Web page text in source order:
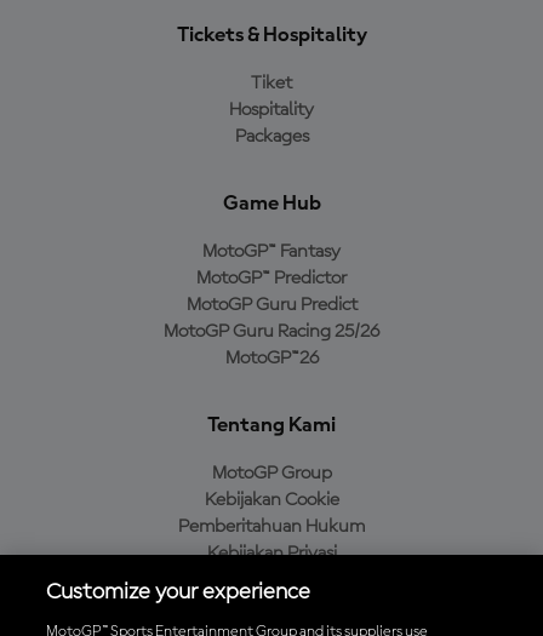
Tickets & Hospitality
Tiket
Hospitality
Packages
Game Hub
MotoGP™ Fantasy
MotoGP™ Predictor
MotoGP Guru Predict
MotoGP Guru Racing 25/26
MotoGP™26
Tentang Kami
MotoGP Group
Kebijakan Cookie
Pemberitahuan Hukum
Kebijakan Privasi
Kebijakan Pembelian
Customize your experience
MotoGP™ Sports Entertainment Group and its suppliers use